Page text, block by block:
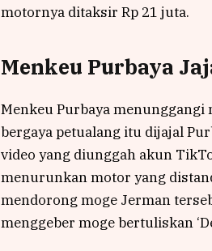
motornya ditaksir Rp 21 juta.
Menkeu Purbaya
Menkeu Purbaya menunggangi
bergaya petualang itu dijajal
video yang diunggah akun
menurunkan motor yang
mendorong moge Jerman
menggeber moge bertuliskan